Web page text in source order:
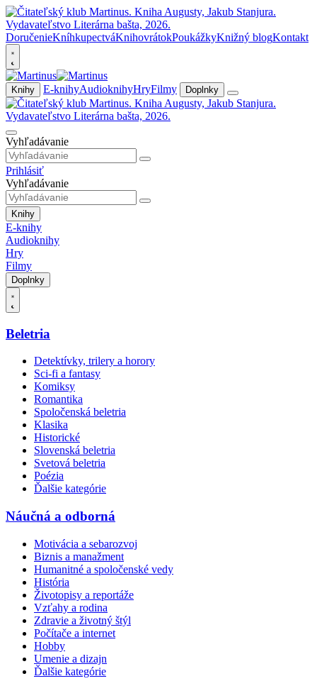
DoručenieKníhkupectváKnihovrátokPoukážkyKnižný blogKontakt
Knihy E-knihyAudioknihyHryFilmy Doplnky
Vyhľadávanie
Prihlásiť
Vyhľadávanie
Knihy
E-knihy
Audioknihy
Hry
Filmy
Doplnky
Beletria
Detektívky, trilery a horory
Sci-fi a fantasy
Komiksy
Romantika
Spoločenská beletria
Klasika
Historické
Slovenská beletria
Svetová beletria
Poézia
Ďalšie kategórie
Náučná a odborná
Motivácia a sebarozvoj
Biznis a manažment
Humanitné a spoločenské vedy
História
Životopisy a reportáže
Vzťahy a rodina
Zdravie a životný štýl
Počítače a internet
Hobby
Umenie a dizajn
Ďalšie kategórie